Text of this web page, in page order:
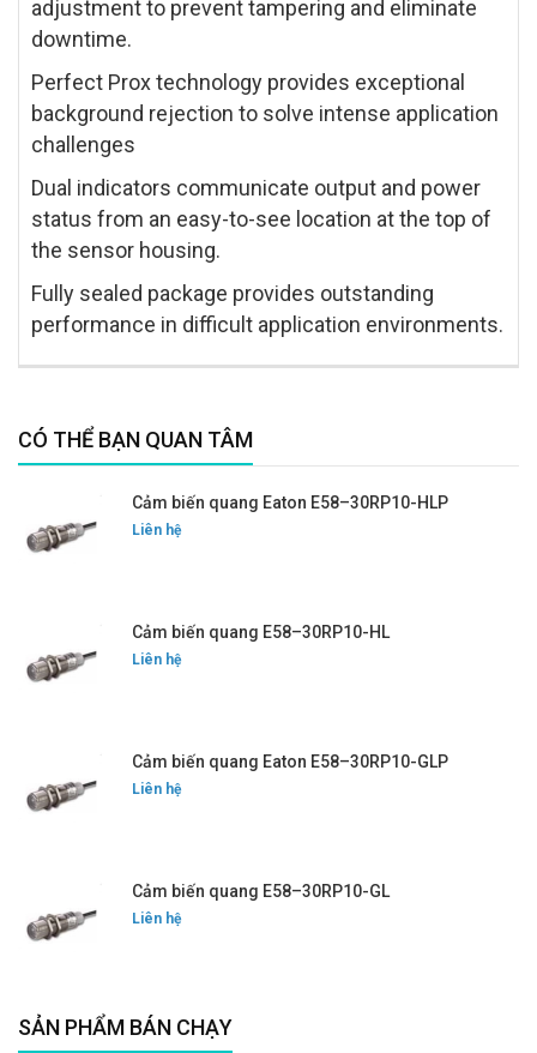
adjustment to prevent tampering and eliminate
downtime.
Perfect Prox technology provides exceptional
background rejection to solve intense application
challenges
Dual indicators communicate output and power
status from an easy-to-see location at the top of
the sensor housing.
Fully sealed package provides outstanding
performance in difficult application environments.
CÓ THỂ BẠN QUAN TÂM
Cảm biến quang Eaton E58–30RP10-HLP
Liên hệ
Cảm biến quang E58–30RP10-HL
Liên hệ
Cảm biến quang Eaton E58–30RP10-GLP
Liên hệ
Cảm biến quang E58–30RP10-GL
Liên hệ
SẢN PHẨM BÁN CHẠY